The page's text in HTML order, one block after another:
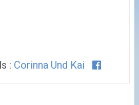
: Corinna Und Kai